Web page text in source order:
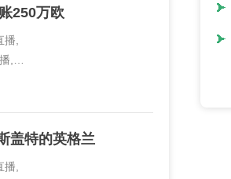
250万欧
,
,PP
盖特的英格兰
,